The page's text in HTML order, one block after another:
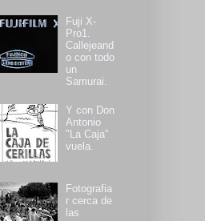
Fuji X-
Pro1.
Callejeand
o con todo
un
Samurai.
Y con Don
Antonio
"La Caja"
vuela.
Fotografia
r cerca de
las